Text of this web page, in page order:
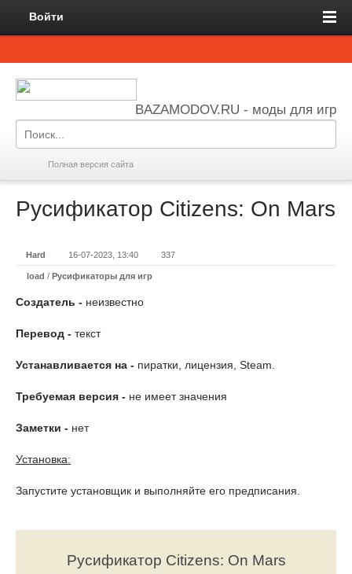
Войти
BAZAMODOV.RU - моды для игр
Полная версия сайта
Русификатор Citizens: On Mars
Hard 16-07-2023, 13:40 337
load / Русификаторы для игр
Создатель - неизвестно
Перевод - текст
Устанавливается на - пиратки, лицензия, Steam.
Требуемая версия - не имеет значения
Заметки - нет
Установка:
Запустите установщик и выполняйте его предписания.
Русификатор Citizens: On Mars